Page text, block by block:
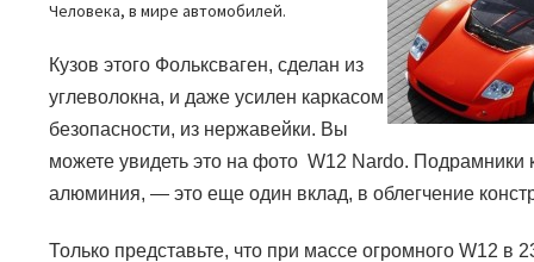
Человека, в мире автомобилей.
Кузов этого Фольксваген, сделан из
углеволокна, и даже усилен каркасом
безопасности, из нержавейки. Вы
можете увидеть это на фото W12 Nardo. Подрамники
алюминия,—это еще один вклад, в облегчение
Только представьте, что при массе огромногоW12 в